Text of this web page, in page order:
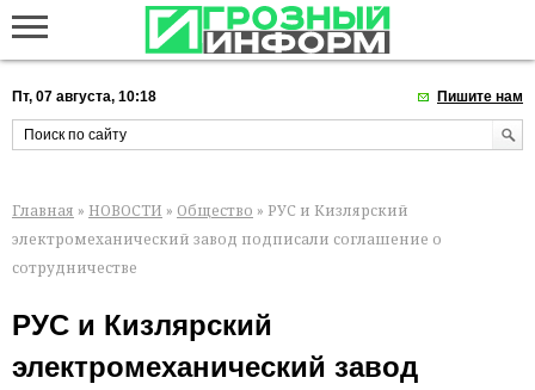
Пт, 07 августа, 10:18 Пишите нам
Главная » НОВОСТИ » Общество » РУС и Кизлярский
электромеханический завод подписали соглашение о
сотрудничестве
РУС и Кизлярский
электромеханический завод